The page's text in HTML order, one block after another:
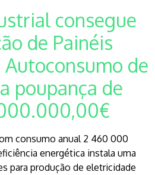
consegue
de Painéis
Autoconsumo de
poupança de
consumo anual 2 460 000
energética instala uma
para produção de eletricidade